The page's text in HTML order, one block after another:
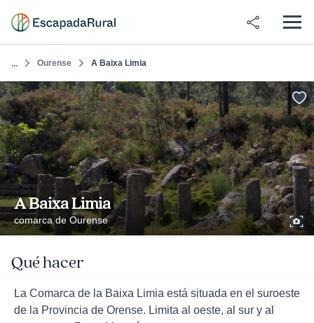
... Ourense A Baixa Limia
A Baixa Limia
comarca de Ourense
Qué hacer
La Comarca de la Baixa Limia está situada en el suroeste
de la Provincia de Orense. Limita al oeste, al sur y al